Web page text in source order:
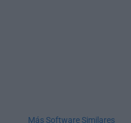
Más Software Similares